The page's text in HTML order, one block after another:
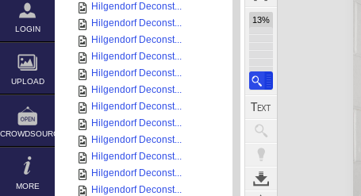
LOGIN
UPLOAD
CROWDSOURCE
MORE
Hilgendorf Deconst...
Hilgendorf Deconst...
Hilgendorf Deconst...
Hilgendorf Deconst...
Hilgendorf Deconst...
Hilgendorf Deconst...
Hilgendorf Deconst...
Hilgendorf Deconst...
Hilgendorf Deconst...
Hilgendorf Deconst...
Hilgendorf Deconst...
Hilgendorf Deconst...
13%